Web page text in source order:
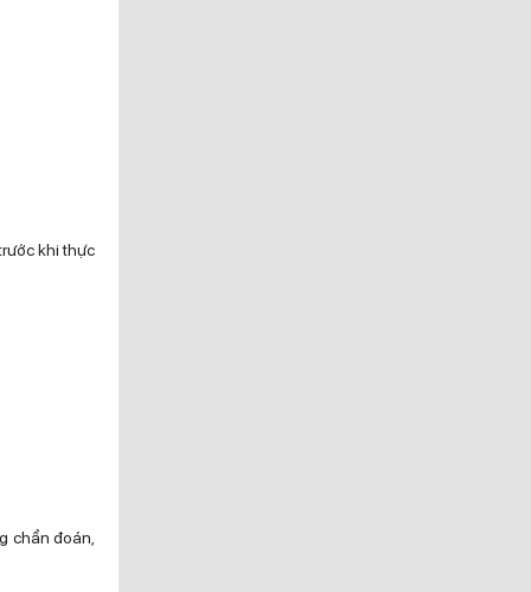
khi thực
chẩn đoán,